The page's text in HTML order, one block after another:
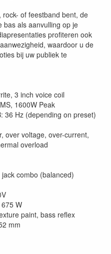
of feestband bent, de
bas als aanvulling op je
profiteren ook
waardoor u de
bij uw publiek te
3 inch voice coil
1600W Peak
36 Hz (depending on preset)
over voltage, over-current,
overload
combo (balanced)
W
paint, bass reflex
mm